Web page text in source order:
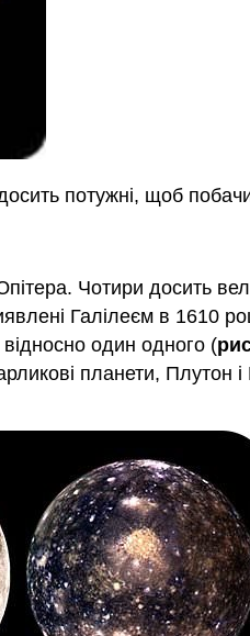
потужні, щоб
Чотири досить
Галілеєм в 1610
відносно один одного (
планети, Плутон